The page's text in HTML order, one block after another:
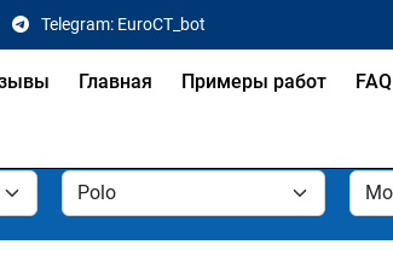
Telegram: EuroCT_bot
Главная Примеры работ FAQ